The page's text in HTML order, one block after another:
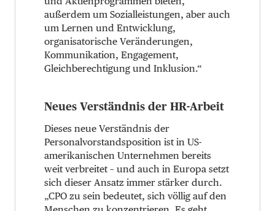
außerdem um Sozialleistungen, aber auch
um Lernen und Entwicklung,
organisatorische Veränderungen,
Kommunikation, Engagement,
Gleichberechtigung und Inklusion.“
Neues Verständnis der HR-Arbeit
Dieses neue Verständnis der
Personalvorstandsposition ist in US-
amerikanischen Unternehmen bereits
weit verbreitet – und auch in Europa setzt
sich dieser Ansatz immer stärker durch.
„CPO zu sein bedeutet, sich völlig auf den